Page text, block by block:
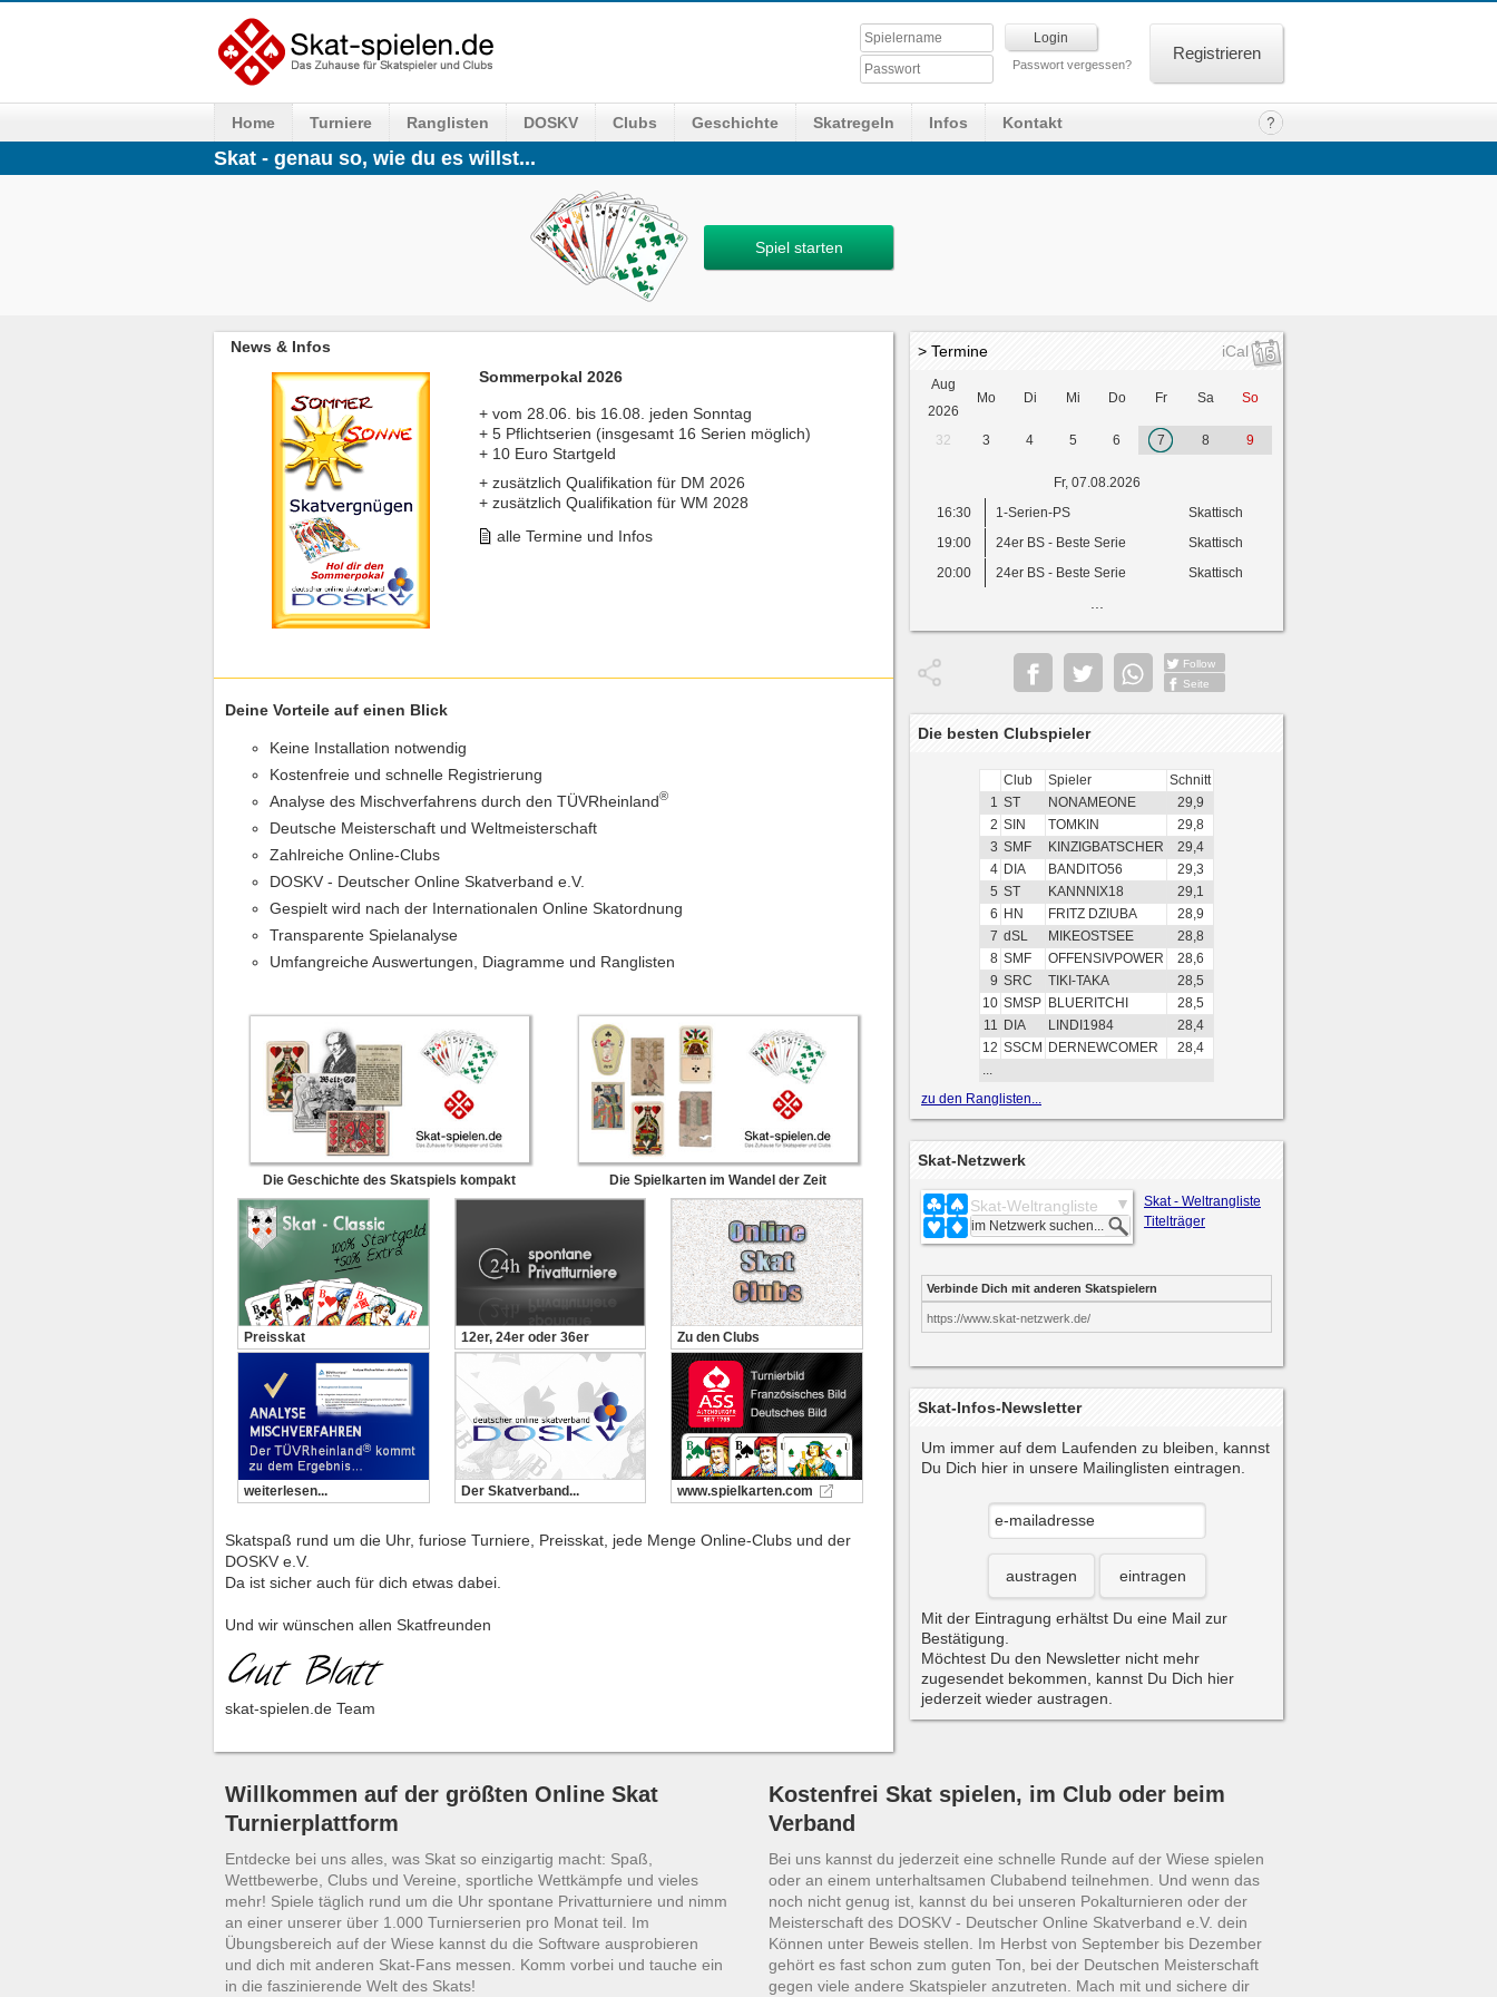
Passwort vergessen?
Registrieren
Home Turniere Ranglisten DOSKV Clubs Geschichte Skatregeln Infos Kontakt
Skat - genau so, wie du es willst...
Spiel starten
News & Infos
Sommerpokal 2026
+ vom 28.06. bis 16.08. jeden Sonntag
+ 5 Pflichtserien (insgesamt 16 Serien möglich)
+ 10 Euro Startgeld
+ zusätzlich Qualifikation für DM 2026
+ zusätzlich Qualifikation für WM 2028
alle Termine und Infos
Deine Vorteile auf einen Blick
Keine Installation notwendig
Kostenfreie und schnelle Registrierung
Analyse des Mischverfahrens durch den TÜVRheinland®
Deutsche Meisterschaft und Weltmeisterschaft
Zahlreiche Online-Clubs
DOSKV - Deutscher Online Skatverband e.V.
Gespielt wird nach der Internationalen Online Skatordnung
Transparente Spielanalyse
Umfangreiche Auswertungen, Diagramme und Ranglisten
Die Geschichte des Skatspiels kompakt Die Spielkarten im Wandel der Zeit
Preisskat 12er, 24er oder 36er Zu den Clubs
weiterlesen... Der Skatverband... www.spielkarten.com
Skatspaß rund um die Uhr, furiose Turniere, Preisskat, jede Menge Online-Clubs und der
DOSKV e.V.
Da ist sicher auch für dich etwas dabei.
Und wir wünschen allen Skatfreunden
skat-spielen.de Team
> Termine iCal
Aug
2026
Mo Di Mi Do Fr Sa So
32 3 4 5 6 7 8 9
Fr, 07.08.2026
16:30
1-Serien-PS
Skattisch
19:00
24er BS - Beste Serie
Skattisch
20:00
24er BS - Beste Serie Skattisch
Follow
Seite
Die besten Clubspieler
Club Spieler
Schnitt
1 ST NONAMEONE
29,9
2 SIN TOMKIN
29,8
3 SMF KINZIGBATSCHER
29,4
4 DIA BANDITO56
29,3
5 ST KANNNIX18
29,1
6 HN FRITZ DZIUBA
28,9
7 dSL MIKEOSTSEE
28,8
8 SMF OFFENSIVPOWER
28,6
9 SRC TIKI-TAKA
28,5
10 SMSP BLUERITCHI
28,5
11 DIA LINDI1984
28,4
12 SSCM DERNEWCOMER
28,4
...
zu den Ranglisten...
Skat-Netzwerk
Skat-Weltrangliste
Skat - Weltrangliste
Titelträger
Verbinde Dich mit anderen Skatspielern
https://www.skat-netzwerk.de/
Skat-Infos-Newsletter
Um immer auf dem Laufenden zu bleiben, kannst
Du Dich hier in unsere Mailinglisten eintragen.
austragen eintragen
Mit der Eintragung erhältst Du eine Mail zur
Bestätigung.
Möchtest Du den Newsletter nicht mehr
zugesendet bekommen, kannst Du Dich hier
jederzeit wieder austragen.
Willkommen auf der größten Online Skat
Turnierplattform
Entdecke bei uns alles, was Skat so einzigartig macht: Spaß,
Wettbewerbe, Clubs und Vereine, sportliche Wettkämpfe und vieles
mehr! Spiele täglich rund um die Uhr spontane Privatturniere und nimm
an einer unserer über 1.000 Turnierserien pro Monat teil. Im
Übungsbereich auf der Wiese kannst du die Software ausprobieren
und dich mit anderen Skat-Fans messen. Komm vorbei und tauche ein
in die faszinierende Welt des Skats!
Kostenfrei Skat spielen, im Club oder beim
Verband
Bei uns kannst du jederzeit eine schnelle Runde auf der Wiese spielen
oder an einem unterhaltsamen Clubabend teilnehmen. Und wenn das
noch nicht genug ist, kannst du bei unseren Pokalturnieren oder der
Meisterschaft des DOSKV - Deutscher Online Skatverband e.V. dein
Können unter Beweis stellen. Im Herbst von September bis Dezember
gehört es fast schon zum guten Ton, bei der Deutschen Meisterschaft
gegen viele andere Skatspieler anzutreten. Mach mit und sichere dir